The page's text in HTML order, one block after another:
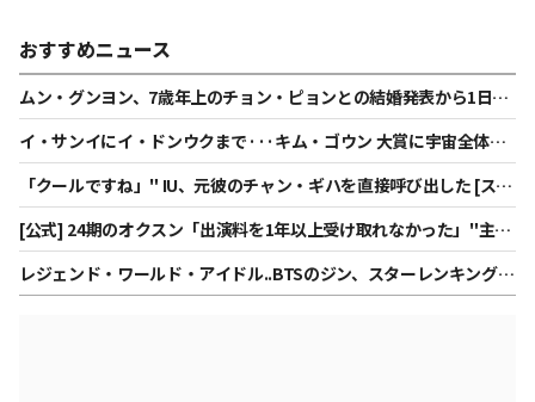
おすすめニュース
ムン・グンヨン、7歳年上のチョン・ピョンとの結婚発表から1日
後..「たくさん胸が熱くなった」率直に語った本音 [スター・イシュ
ー]
イ・サンイにイ・ドンウクまで···キム・ゴウン 大賞に宇宙全体が
笑う [スター・イシュー]
「クールですね」" IU、元彼のチャン・ギハを直接呼び出した [スタ
ー・イシュー]
[公式] 24期のオクスン「出演料を1年以上受け取れなかった」"主張
に..「私はシングル」側「全額支払い完了」
レジェンド・ワールド・アイドル..BTSのジン、スターレンキング男
性アイドル3位